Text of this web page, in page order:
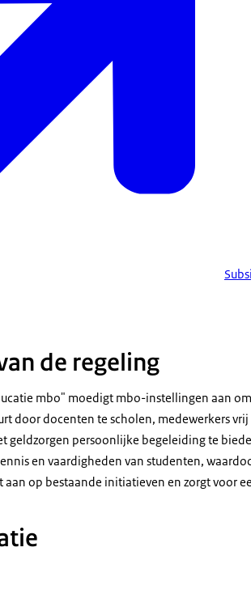
de regeling
mbo" moedigt mbo-instellingen aan
door docenten te scholen, medewerkers
geldzorgen persoonlijke begeleiding te
en vaardigheden van studenten,
aan op bestaande initiatieven en zorgt voor